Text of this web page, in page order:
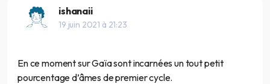
ishanaii
19 juin 2021 à 21:23
En ce moment sur Gaïa sont incarnées un tout petit
pourcentage d’âmes de premier cycle.